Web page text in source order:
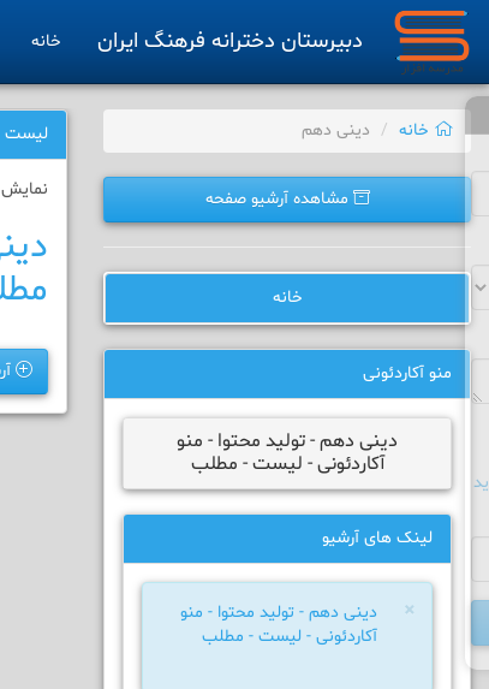
دبیرستان دخترانه فرهنگ ایران خانه
خانه دینی دهم
مشاهده آرشیو صفحه
خانه
منو آکاردئونی
دینی دهم - تولید محتوا - منو
آکاردئونی - لیست - مطلب
لینک های آرشیو
×
دینی دهم - تولید محتوا - منو
آکاردئونی - لیست - مطلب
لیست
نمایش 1 - 1 از 1 نتیجه